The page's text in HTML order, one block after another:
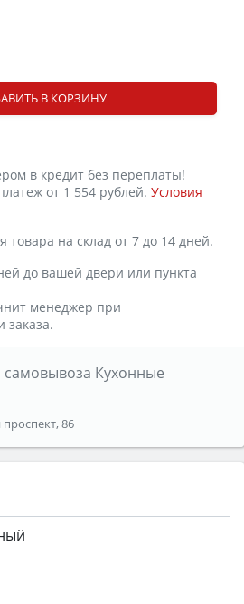
В КОРЗИНУ
в кредит без переплаты!
от 1 554 рублей. Условия
товара на склад от 7 до 14 дней.
до вашей двери или пункта
менеджер при
заказа.
Кухонные
86